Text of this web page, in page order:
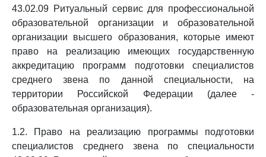
43.02.09 Ритуальный сервис для профессиональной
образовательной организации и образовательной
организации высшего образования, которые имеют
право на реализацию имеющих государственную
аккредитацию программ подготовки специалистов
среднего звена по данной специальности, на
территории Российской Федерации (далее -
образовательная организация).
1.2. Право на реализацию программы подготовки
специалистов среднего звена по специальности